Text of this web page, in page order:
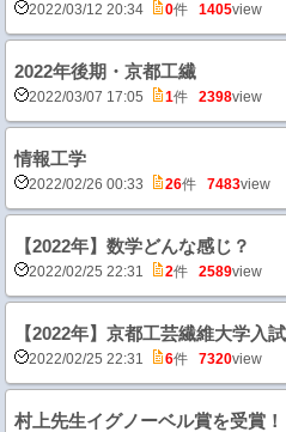
2022/03/12 20:34 0件 1405view
2022年後期・京都工繊
2022/03/07 17:05 1件 2398view
情報工学
2022/02/26 00:33 26件 7483view
【2022年】数学どんな感じ？
2022/02/25 22:31 2件 2589view
【2022年】京都工芸繊維大学入
2022/02/25 22:31 6件 7320view
村上先生イグノーベル賞を受賞！